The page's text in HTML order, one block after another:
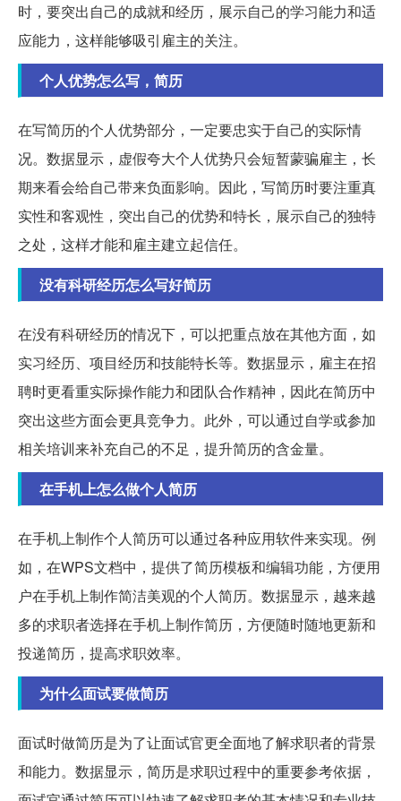
时，要突出自己的成就和经历，展示自己的学习能力和适
应能力，这样能够吸引雇主的关注。
个人优势怎么写，简历
在写简历的个人优势部分，一定要忠实于自己的实际情
况。数据显示，虚假夸大个人优势只会短暂蒙骗雇主，长
期来看会给自己带来负面影响。因此，写简历时要注重真
实性和客观性，突出自己的优势和特长，展示自己的独特
之处，这样才能和雇主建立起信任。
没有科研经历怎么写好简历
在没有科研经历的情况下，可以把重点放在其他方面，如
实习经历、项目经历和技能特长等。数据显示，雇主在招
聘时更看重实际操作能力和团队合作精神，因此在简历中
突出这些方面会更具竞争力。此外，可以通过自学或参加
相关培训来补充自己的不足，提升简历的含金量。
在手机上怎么做个人简历
在手机上制作个人简历可以通过各种应用软件来实现。例
如，在WPS文档中，提供了简历模板和编辑功能，方便用
户在手机上制作简洁美观的个人简历。数据显示，越来越
多的求职者选择在手机上制作简历，方便随时随地更新和
投递简历，提高求职效率。
为什么面试要做简历
面试时做简历是为了让面试官更全面地了解求职者的背景
和能力。数据显示，简历是求职过程中的重要参考依据，